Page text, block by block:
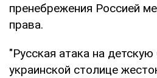
пренебрежения Россией
права.
"Русская атака на
украинской столице